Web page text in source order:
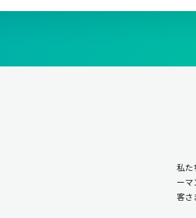
私た
ーマ
客さ